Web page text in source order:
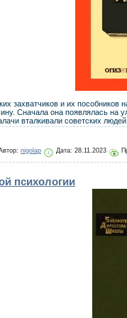
захватчиков и их пособников
Сначала она появлялась на
вталкивали советских
nigolap Дата: 28.11.2023
психологии